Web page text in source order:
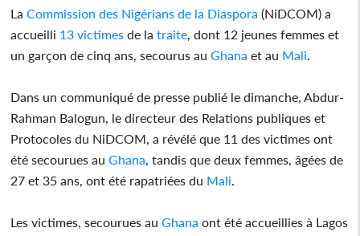
LaCommission des Nigérians de la Diaspora (NiDCOM) a
accueilli 13 victimes de la traite , dont 12 jeunes femmes et
un garçon de cinq ans, secourus au Ghana et au Mali
Dans un communiqué de presse publié le dimanche, Abdur-
Rahman Balogun, le directeur des Relations publiques et
Protocoles du NiDCOM, a révélé que 11 des victimes ont
été secourues au Ghana , tandis que deux femmes, âgées de
27 et 35 ans, ont été rapatriées du Mali
Les victimes, secourues au Ghana ont été accueillies à Lagos